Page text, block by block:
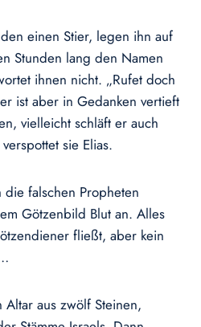
einen Stier, legen ihn auf
Stunden lang den Namen
ihnen nicht. „Rufet doch
ist aber in Gedanken vertieft
vielleicht schläft er auch
sie Elias.
falschen Propheten
Götzenbild Blut an. Alles
fließt, aber kein
aus zwölf Steinen,